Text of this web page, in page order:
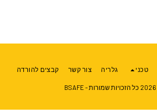
טכני גלריה צור קשר קבצים להורדה
BSAFE